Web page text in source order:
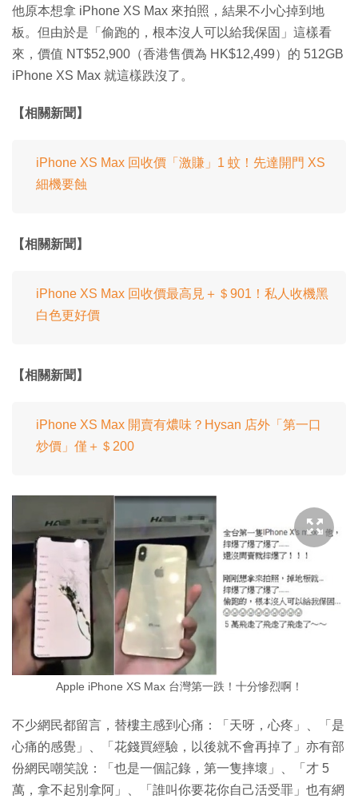
他原本想拿 iPhone XS Max 來拍照，結果不小心掉到地
板。但由於是「偷跑的，根本沒人可以給我保固」這樣看
來，價值 NT$52,900（香港售價為 HK$12,499）的 512GB
iPhone XS Max 就這樣跌沒了。
【相關新聞】
iPhone XS Max 回收價「激賺」1 蚊！先達開門 XS
細機要蝕
【相關新聞】
iPhone XS Max 回收價最高見＋＄901！私人收機黑
白色更好價
【相關新聞】
iPhone XS Max 開賣有燶味？Hysan 店外「第一口
炒價」僅＋＄200
Apple iPhone XS Max 台灣第一跌！十分慘烈啊！
不少網民都留言，替樓主感到心痛：「天呀，心疼」、「是
心痛的感覺」、「花錢買經驗，以後就不會再掉了」亦有部
份網民嘲笑說：「也是一個記錄，第一隻摔壞」、「才 5
萬，拿不起別拿阿」、「誰叫你要花你自己活受罪」也有網